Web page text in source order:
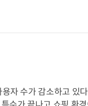
자 수가 감소하고 있